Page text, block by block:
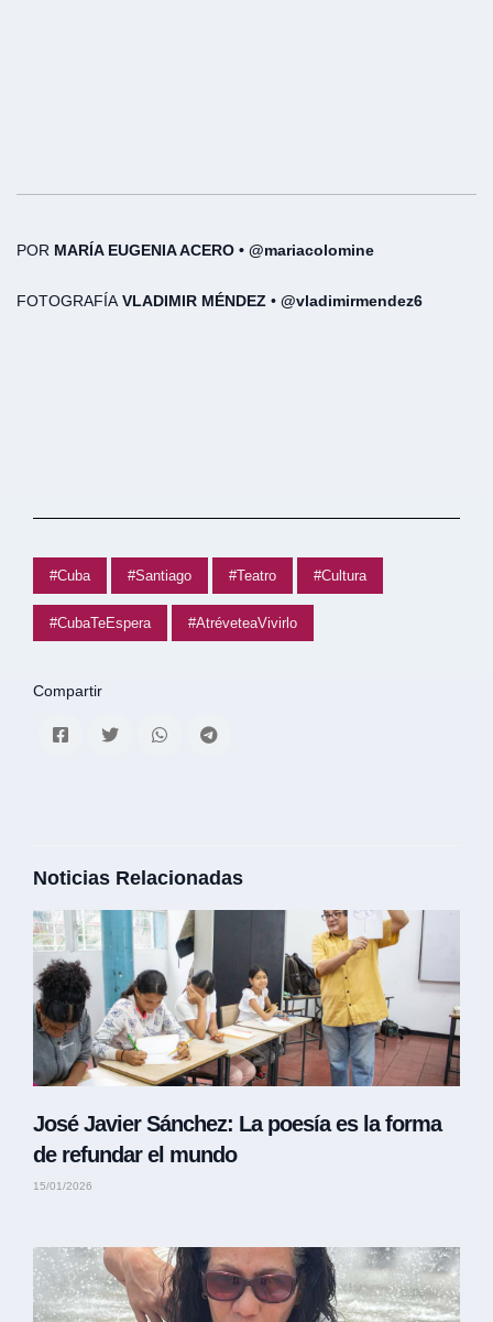
POR MARÍA EUGENIA ACERO • @mariacolomine
FOTOGRAFÍA VLADIMIR MÉNDEZ • @vladimirmendez6
#Cuba #Santiago #Teatro #Cultura
#CubaTeEspera #AtréveteaVivirlo
Compartir
Noticias Relacionadas
José Javier Sánchez: La poesía es la forma
de refundar el mundo
15/01/2026